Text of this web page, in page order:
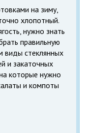
на зиму,
хлопотный.
нужно знать
правильную
виды стеклянных
и закаточных
которые нужно
и компоты